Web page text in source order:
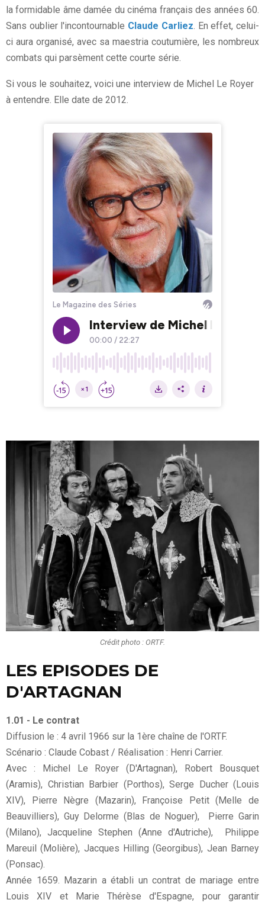
la formidable âme damée du cinéma français des années 60.
Sans oublier l'incontournable Claude Carliez . En effet, celui-
ci aura organisé, avec sa maestria coutumière, les nombreux
combats qui parsèment cette courte série.
Si vous le souhaitez, voici une interview de Michel Le Royer
à entendre. Elle date de 2012.
Crédit photo : ORTF.
LES EPISODES DE
D'ARTAGNAN
1.01 - Le contrat
Diffusion le : 4 avril 1966 sur la 1ère chaîne de l'ORTF.
Scénario : Claude Cobast / Réalisation : Henri Carrier.
Avec : Michel Le Royer (D'Artagnan), Robert Bousquet
(Aramis), Christian Barbier (Porthos), Serge Ducher (Louis
XIV), Pierre Nègre (Mazarin), Françoise Petit (Melle de
Beauvilliers), Guy Delorme (Blas de Noguer), Pierre Garin
(Milano), Jacqueline Stephen (Anne d'Autriche), Philippe
Mareuil (Molière), Jacques Hilling (Georgibus), Jean Barney
(Ponsac).
Année 1659. Mazarin a établi un contrat de mariage entre
Louis XIV et Marie Thérèse d'Espagne, pour garantir